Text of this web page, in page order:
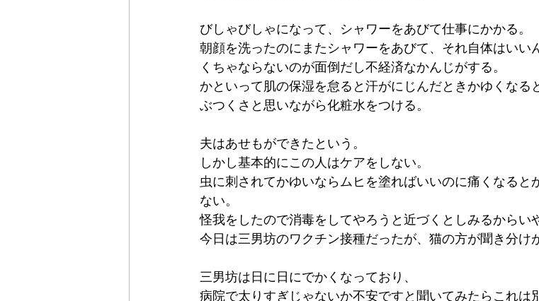
びしゃびしゃになって、シャワーをあびて仕事にかかる。
朝顔を洗ったのにまたシャワーをあびて、それ自体はいい
くちゃならないのが面倒だし不経済なかんじがする。
かといって肌の保湿を怠ると汗がにじんだときかゆくなる
ぶつくさと思いながら化粧水をつける。
夫はあせもができたという。
しかし基本的にこの人はケアをしない。
虫に刺されてかゆいならムヒを塗ればいいのに痛くなると
ない。
怪我をしたので消毒をしてやろうと近づくとしみるからい
今日は三男坊のワクチン接種だったが、猫の方が聞き分け
三男坊は日に日にでかくなっており、
病院で太りすぎじゃないか不安ですと聞いてみたらこれは